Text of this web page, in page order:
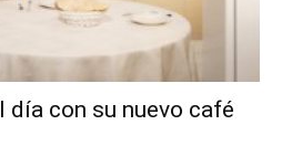
día con su nuevo café